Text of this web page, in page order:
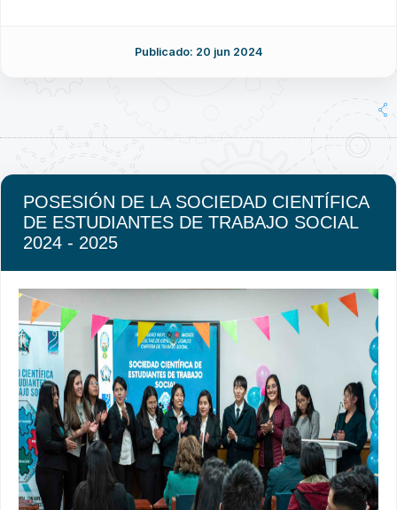
Publicado: 20 jun 2024
POSESIÓN DE LA SOCIEDAD CIENTÍFICA
DE ESTUDIANTES DE TRABAJO SOCIAL
2024 - 2025